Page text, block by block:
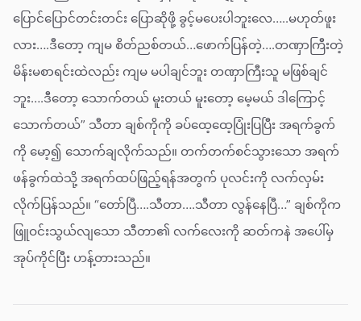
ပြောင်ပြောင်တင်းတင်း ပြောဆိုဖို့ ခွင့်မပေးပါဘူးလေ…..မဟုတ်ဖူး
လား….ဒီတော့ ကျမ စိတ်ညစ်တယ်…ဖောက်ပြန်တဲ့….တဏှာကြီးတဲ့
မိန်းမစာရင်းထဲလည်း ကျမ မပါချင်ဘူး တဏှာကြီးသူ မဖြစ်ချင်
ဘူး….ဒီတော့ သောက်တယ် မူးတယ် မူးတော့ မေ့မယ် ဒါကြောင့်
သောက်တယ်” သီတာ ချစ်ကိုကို ခပ်ထေ့ထေ့ပြုံးပြပြီး အရက်ခွက်
ကို မော့၍ သောက်ချလိုက်သည်။ တက်တက်စင်သွားသော အရက်
ဖန်ခွက်ထဲသို့ အရက်ထပ်ဖြည့်ရန်အတွက် ပုလင်းကို လက်လှမ်း
လိုက်ပြန်သည်။ “တော်ပြီ….သီတာ….သီတာ လွန်နေပြီ…” ချစ်ကိုက
ဖြူဝင်းသွယ်လျသော သီတာ၏ လက်လေးကို ဆတ်ကနဲ အပေါ်မှ
အုပ်ကိုင်ပြီး ဟန့်တားသည်။